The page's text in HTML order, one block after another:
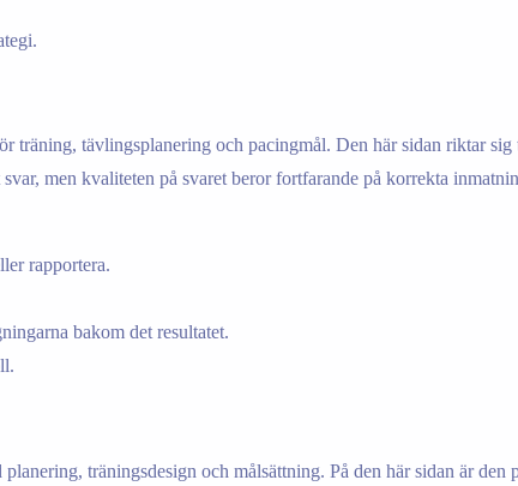
tävlingsplanering och pacingmål. Den här sidan riktar
men kvaliteten på svaret beror fortfarande på korrekta
rapportera.
bakom det resultatet.
träningsdesign och målsättning. På den här sidan är den